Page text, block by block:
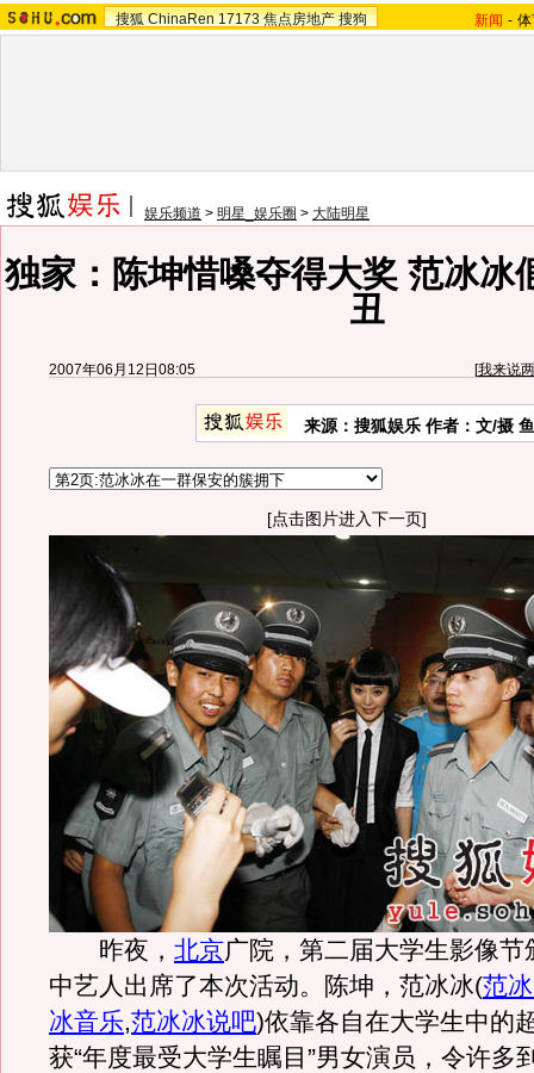
搜狐 ChinaRen 17173 焦点房地产 搜狗 新闻 -
娱乐频道 > 明星_娱乐圈 > 大陆明星
独家：陈坤惜嗓夺得大奖 范冰冰
丑
2007年06月12日08:05 [我来说
来源：搜狐娱乐 作者：文/摄
[点击图片进入下一页]
昨夜， 北京广院，第二届大学生影像节
中艺人出席了本次活动。陈坤，范冰冰(范
冰音乐,范冰冰说吧)依靠各自在大学生中的
获“年度最受大学生瞩目”男女演员，令许多